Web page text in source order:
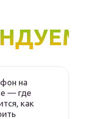
на
— где
как